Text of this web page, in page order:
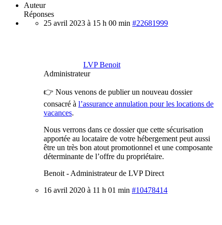
Auteur
Réponses
25 avril 2023 à 15 h 00 min #22681999
LVP Benoit
Administrateur
👉 Nous venons de publier un nouveau dossier
consacré à l’assurance annulation pour les locations de
vacances.
Nous verrons dans ce dossier que cette sécurisation
apportée au locataire de votre hébergement peut aussi
être un très bon atout promotionnel et une composante
déterminante de l’offre du propriétaire.
Benoit - Administrateur de LVP Direct
16 avril 2020 à 11 h 01 min #10478414